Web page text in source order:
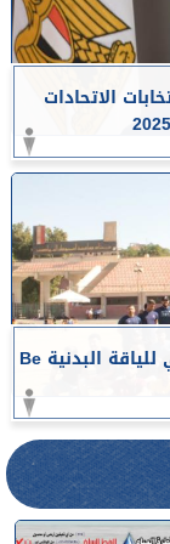
الاتحادات
جامعة أسيوط تشهد انطلاق ”اللقاء الرياضي للياقة البدنية Be